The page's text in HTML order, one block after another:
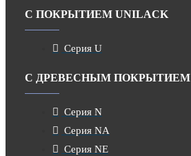
С ПОКРЫТИЕМ UNILACK
Серия U
С ДРЕВЕСНЫМ ПОКРЫТИЕМ
Серия N
Серия NA
Серия NE